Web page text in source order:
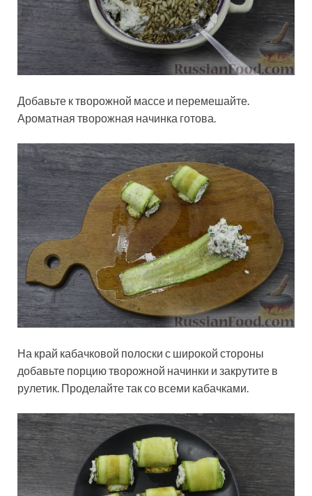
Добавьте к творожной массе и перемешайте.
Ароматная творожная начинка готова.
На край кабачковой полоски с широкой стороны
добавьте порцию творожной начинки и закрутите в
рулетик. Проделайте так со всеми кабачками.